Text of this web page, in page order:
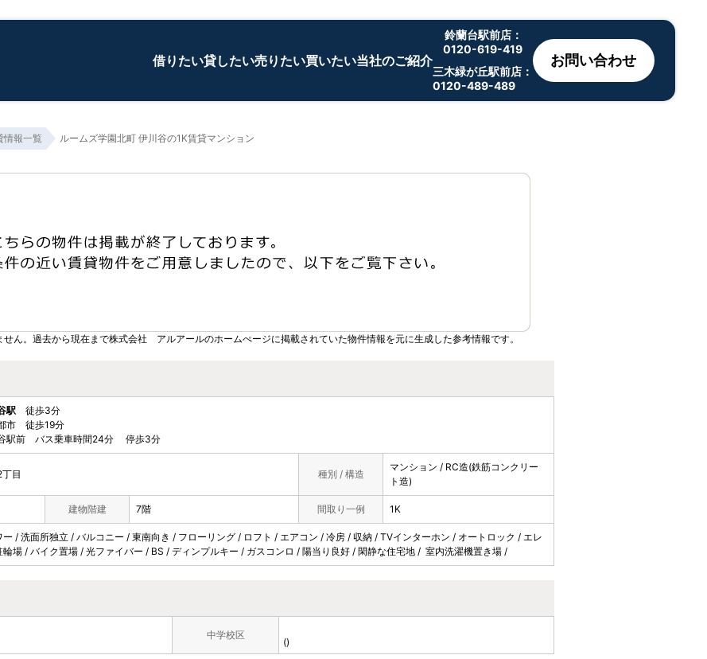
借りたい貸したい売りたい買いたい当社のご紹介
鈴蘭台駅前店：
0120-619-419
三木緑が丘駅前店：
0120-489-489
お問い合わせ
情報一覧 ルームズ学園北町 伊川谷の1K賃貸マンション
ん。過去から現在まで株式会社 アルアールのホームぺージに掲載されていた物件情報を元に生成した参考情報です。
駅 徒歩3分
市 徒歩19分
駅前 バス乗車時間24分 停歩3分
目 種別 / 構造
マンション / RC造(鉄筋コンクリー
ト造)
建物階建 7階 間取り一例 1K
/ 洗面所独立 / バルコニー / 東南向き / フローリング / ロフト / エアコン / 冷房 / 収納 / TVインターホン / オートロック / エレ
場 / バイク置場 / 光ファイバー / BS / ディンプルキー / ガスコンロ / 陽当り良好 / 閑静な住宅地 / 室内洗濯機置き場 /
中学校区
()